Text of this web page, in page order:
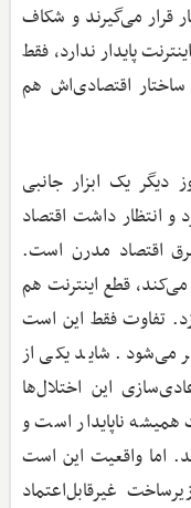
قرار می‌گیرند و شکاف
پایدار ندارد، فقط
اقتصادی‌اش هم
دیگر یک ابزار جانبی
انتظار داشت اقتصاد
اقتصاد مدرن است.
قطع اینترنت هم
تفاوت فقط این است
می‌شود. شاید یکی از
این اختلال‌ها
همیشه ناپایدار است و
اما واقعیت این است
غیرقابل‌اعتماد